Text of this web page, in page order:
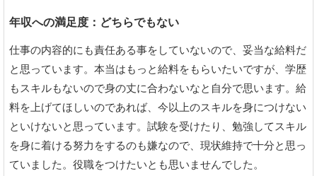
年収への満足度：どちらでもない
仕事の内容的にも責任ある事をしていないので、妥当な給料だ
と思っています。本当はもっと給料をもらいたいですが、学歴
もスキルもないので身の丈に合わないなと自分で思います。給
料を上げてほしいのであれば、今以上のスキルを身につけない
といけないと思っています。試験を受けたり、勉強してスキル
を身に着ける努力をするのも嫌なので、現状維持で十分と思っ
ていました。役職をつけたいとも思いませんでした。